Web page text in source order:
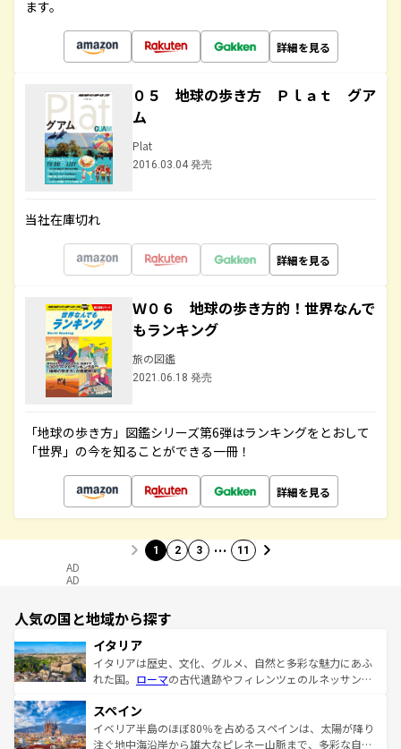
ます。
詳細を見る
０５ 地球の歩き方 Ｐｌａｔ グア
ム
Plat
2016.03.04 発売
当社在庫切れ
詳細を見る
Ｗ０６ 地球の歩き方的！世界なんで
もランキング
旅の図鑑
2021.06.18 発売
「地球の歩き方」図鑑シリーズ第6弾はランキングをとおして
「世界」の今を知ることができる一冊！
詳細を見る
1 2 3 … 11
AD
AD
人気の国と地域から探す
イタリア
イタリアは歴史、文化、グルメ、自然と多彩な魅力にあふ
れた国。 ローマの古代遺跡やフィレンツェのルネッサンス
ろん、トスカーナの美しい田園風景やアマルフィ海岸の絶
景など、自然景観も見逃せない。観光の合間には、本場の
ピザやパスタなど、絶品のイタリア料理を堪能することも
スペイン
イベリア半島のほぼ80％を占めるスペインは、太陽が降り
注ぐ地中海沿岸から雄大なピレネー山脈まで、多彩な自然